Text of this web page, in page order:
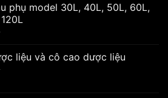
phụ model 30L, 40L, 50L, 60L,
liệu và cô cao dược liệu